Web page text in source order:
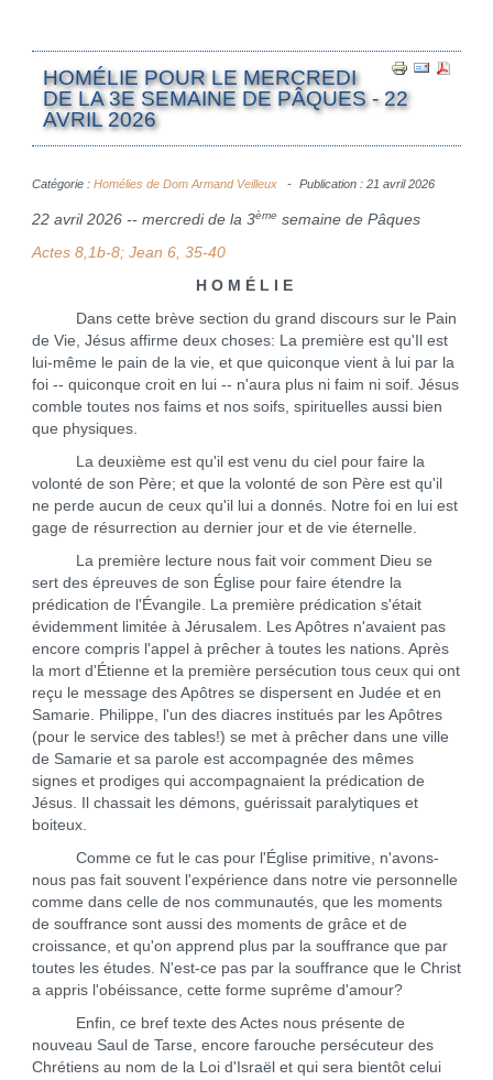
HOMÉLIE POUR LE MERCREDI
DE LA 3E SEMAINE DE PÂQUES - 22
AVRIL 2026
Catégorie : Homélies de Dom Armand Veilleux Publication : 21 avril 2026
22 avril 2026 -- mercredi de la 3ème semaine de Pâques
Actes 8,1b-8; Jean 6, 35-40
H O M É L I E
Dans cette brève section du grand discours sur le Pain
de Vie, Jésus affirme deux choses: La première est qu'Il est
lui-même le pain de la vie, et que quiconque vient à lui par la
foi -- quiconque croit en lui -- n'aura plus ni faim ni soif. Jésus
comble toutes nos faims et nos soifs, spirituelles aussi bien
que physiques.
La deuxième est qu'il est venu du ciel pour faire la
volonté de son Père; et que la volonté de son Père est qu'il
ne perde aucun de ceux qu'il lui a donnés. Notre foi en lui est
gage de résurrection au dernier jour et de vie éternelle.
La première lecture nous fait voir comment Dieu se
sert des épreuves de son Église pour faire étendre la
prédication de l'Évangile. La première prédication s'était
évidemment limitée à Jérusalem. Les Apôtres n'avaient pas
encore compris l'appel à prêcher à toutes les nations. Après
la mort d'Étienne et la première persécution tous ceux qui ont
reçu le message des Apôtres se dispersent en Judée et en
Samarie. Philippe, l'un des diacres institués par les Apôtres
(pour le service des tables!) se met à prêcher dans une ville
de Samarie et sa parole est accompagnée des mêmes
signes et prodiges qui accompagnaient la prédication de
Jésus. Il chassait les démons, guérissait paralytiques et
boiteux.
Comme ce fut le cas pour l'Église primitive, n'avons-
nous pas fait souvent l'expérience dans notre vie personnelle
comme dans celle de nos communautés, que les moments
de souffrance sont aussi des moments de grâce et de
croissance, et qu'on apprend plus par la souffrance que par
toutes les études. N'est-ce pas par la souffrance que le Christ
a appris l'obéissance, cette forme suprême d'amour?
Enfin, ce bref texte des Actes nous présente de
nouveau Saul de Tarse, encore farouche persécuteur des
Chrétiens au nom de la Loi d'Israël et qui sera bientôt celui